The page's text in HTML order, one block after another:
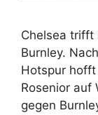
Chelsea trifft
Burnley.
Hotspur hofft
Rosenior auf
gegen